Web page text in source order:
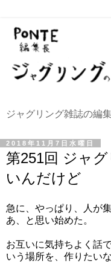
ジャグリング雑誌の編
2018年11月7日水曜日
第251回 ジャ
いんだけど
急に、やっぱり、人が
あ、と思い始めた。
お互いに気持ちよく話
いう場所を、作りたいな